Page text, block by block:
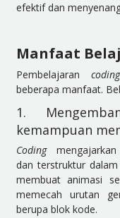
efektif dan
Manfaat
Pembelajaran
beberapa manfaat.
1.
kemampuan
Coding
dan terstruktur
membuat animasi
memecah urutan
berupa blok kode.